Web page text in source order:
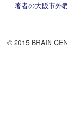
著者の大阪市外
© 2015 BRAIN